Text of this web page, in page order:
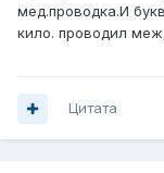
мед.проводка.И
кило. проводил
Цитата